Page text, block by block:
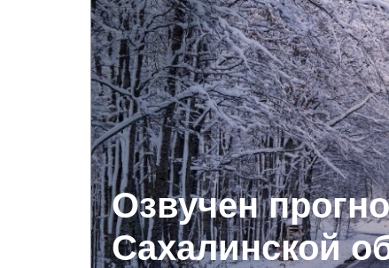
Озвучен
Сахалинской